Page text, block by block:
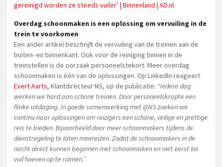
gereinigd worden ze steeds vuiler’ | Binnenland | AD.nl
Overdag schoonmaken is een oplossing om vervuiling in de
trein te voorkomen
Een ander artikel beschrijft de vervuiling van de treinen aan de
buiten- en binnenkant. Ook voor de reiniging binnen in de
treinstellen is de oorzaak personeelstekort. Meer overdag
schoonmaken is één van de oplossingen. Op LinkedIn reageert
Evert Aarts, Klantdirecteur NS, op de publicatie: “Iedere dag
werken we hard aan schone treinen. Door personeelskrapte een
flinke uitdaging. In goede samenwerking met @NS zoeken we
continu naar oplossingen om reizigers een schone, veilige en prettige
reis te bieden. Bijvoorbeeld door meer schoonmakers tijdens de
dienstregeling te laten meereizen. Zodat de schoonmakers in de
nacht direct kunnen beginnen met schoonmaken en niet eerst los
vuil hoeven op te ruimen.”